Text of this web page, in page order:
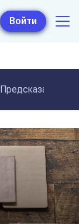
Войти